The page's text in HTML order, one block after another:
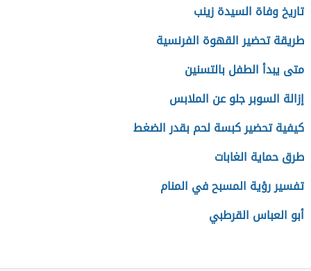
تاريخ وفاة السيدة زينب
طريقة تحضير القهوة الفرنسية
متى يبدأ الطفل بالتسنين
إزالة السوبر جلو عن الملابس
كيفية تحضير كبسة لحم بقدر الضغط
طرق حماية الغابات
تفسير رؤية المسبح في المنام
أبو العباس القرطبي